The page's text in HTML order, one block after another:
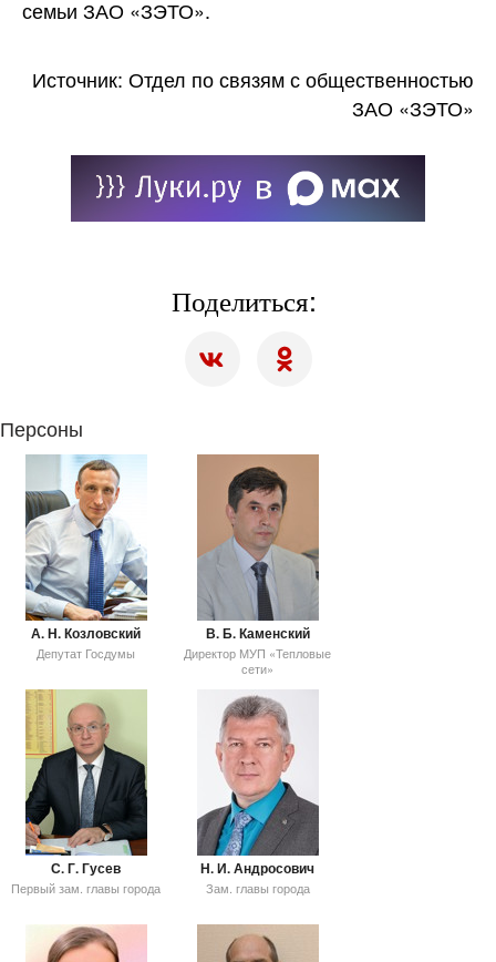
семьи ЗАО «ЗЭТО».
Источник: Отдел по связям с общественностью
ЗАО «ЗЭТО»
Поделиться:
Персоны
А. Н. Козловский
Депутат Госдумы
В. Б. Каменский
Директор МУП «Тепловые
сети»
С. Г. Гусев
Первый зам. главы города
Н. И. Андросович
Зам. главы города